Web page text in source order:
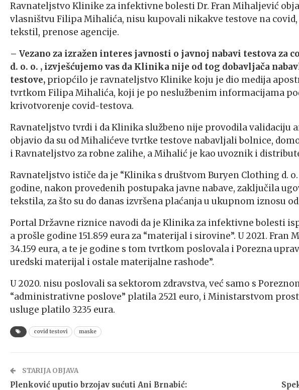
Ravnateljstvo Klinike za infektivne bolesti Dr. Fran Mihaljević
vlasništvu Filipa Mihalića, nisu kupovali nikakve testove na
tekstil, prenose agencije.
– Vezano za izražen interes javnosti o javnoj nabavi testova za
d. o. o. , izvješćujemo vas da Klinika nije od tog dobavljača
testove, priopćilo je ravnateljstvo Klinike koju je dio medija
tvrtkom Filipa Mihalića, koji je po neslužbenim informacijama
krivotvorenje covid-testova.
Ravnateljstvo tvrdi i da Klinika službeno nije provodila validaciju
objavio da su od Mihalićeve tvrtke testove nabavljali bolnice,
i Ravnateljstvo za robne zalihe, a Mihalić je kao uvoznik i
Ravnateljstvo ističe da je “Klinika s društvom Buryen Clothing d. o.
godine, nakon provedenih postupaka javne nabave, zaključila
tekstila, za što su do danas izvršena plaćanja u ukupnom iznosu od
Portal Državne riznice navodi da je Klinika za infektivne bolesti
a prošle godine 151.859 eura za “materijal i sirovine”. U 2021.
34.159 eura, a te je godine s tom tvrtkom poslovala i Porezna
uredski materijal i ostale materijalne rashode”.
U 2020. nisu poslovali sa sektorom zdravstva, već samo s
“administrativne poslove” platila 2521 euro, i Ministarstvom
usluge platilo 3235 eura.
covid testovi maske
STARIJA OBJAVA
Plenković uputio brzojav sućuti Ani Brnabić: